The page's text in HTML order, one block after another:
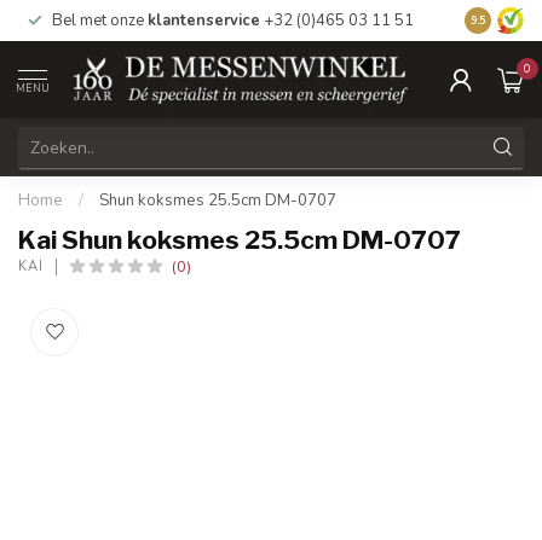
Bel met onze klantenservice +32 (0)465 03 11 51 Bezoek
9.5
MENU
0
Home / Shun koksmes 25.5cm DM-0707
Kai Shun koksmes 25.5cm DM-0707
KAI (0)